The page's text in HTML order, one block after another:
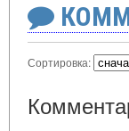
Сортировка: